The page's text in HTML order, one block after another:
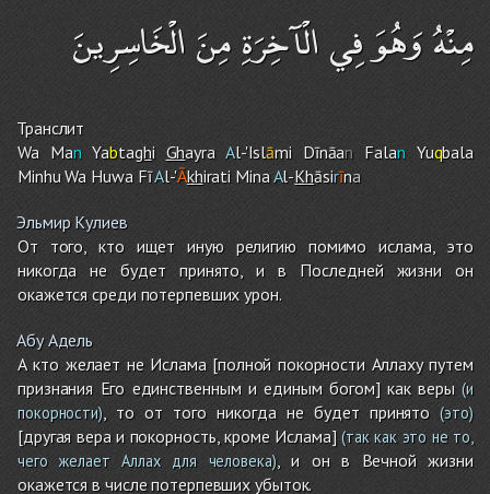
مِنْهُ وَهُوَ فِي الْآخِرَةِ مِنَ الْخَاسِرِينَ
Транслит
Wa ManYabtaghi Ghayra Al-'Islāmi Dīnāan FalanYuqbala
Minhu Wa Huwa FīAl-'Ākhirati MinaAl-Khāsirīna
Эльмир Кулиев
От того, кто ищет иную религию помимо ислама, это
никогда не будет принято, и в Последней жизни он
окажется среди потерпевших урон.
Абу Адель
А кто желает не Ислама [полной покорности Аллаху путем
признания Его единственным и единым богом] как веры(и
покорности), то от того никогда не будет принято (это)
[другая вера и покорность, кроме Ислама](так как это не то,
чего желает Аллах для человека), и он в Вечной жизни
окажется в числе потерпевших убыток.